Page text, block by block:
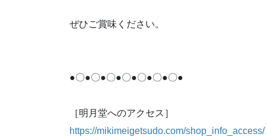
ぜひご賞味ください。
●〇●〇●〇●〇●〇●〇●〇●
［明月堂へのアクセス］
https://mikimeigetsudo.com/shop_info_access/